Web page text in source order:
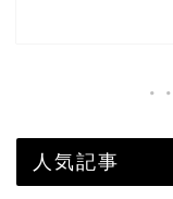
人気記事